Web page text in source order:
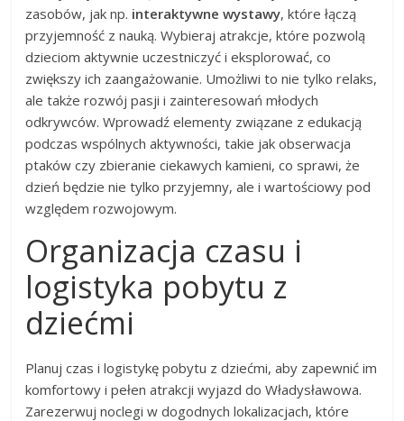
zasobów, jak np. interaktywne wystawy, które łączą
przyjemność z nauką. Wybieraj atrakcje, które pozwolą
dzieciom aktywnie uczestniczyć i eksplorować, co
zwiększy ich zaangażowanie. Umożliwi to nie tylko relaks,
ale także rozwój pasji i zainteresowań młodych
odkrywców. Wprowadź elementy związane z edukacją
podczas wspólnych aktywności, takie jak obserwacja
ptaków czy zbieranie ciekawych kamieni, co sprawi, że
dzień będzie nie tylko przyjemny, ale i wartościowy pod
względem rozwojowym.
Organizacja czasu i
logistyka pobytu z
dziećmi
Planuj czas i logistykę pobytu z dziećmi, aby zapewnić im
komfortowy i pełen atrakcji wyjazd do Władysławowa.
Zarezerwuj noclegi w dogodnych lokalizacjach, które